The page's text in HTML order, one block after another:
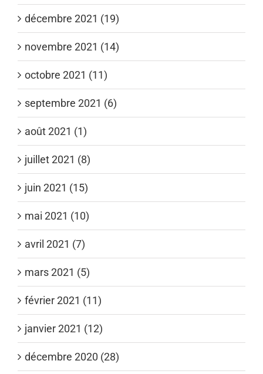
décembre 2021 (19)
novembre 2021 (14)
octobre 2021 (11)
septembre 2021 (6)
août 2021 (1)
juillet 2021 (8)
juin 2021 (15)
mai 2021 (10)
avril 2021 (7)
mars 2021 (5)
février 2021 (11)
janvier 2021 (12)
décembre 2020 (28)